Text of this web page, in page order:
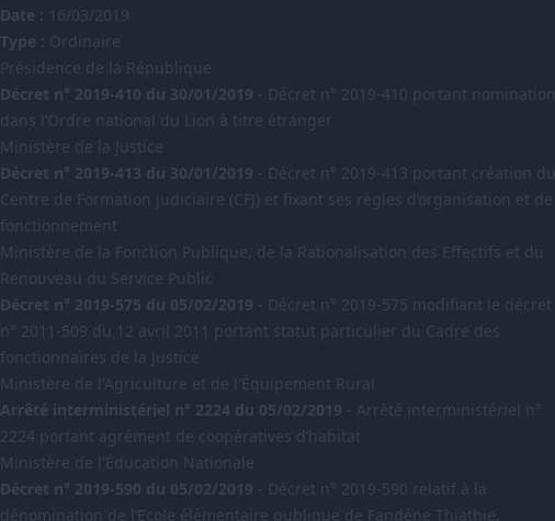
Date : 16/03/2019
Type : Ordinaire
Présidence de la République
Décret n° 2019-410 du 30/01/2019 - Décret n° 2019-410 portant nomination
dans l’Ordre national du Lion à titre étranger
Ministère de la Justice
Décret n° 2019-413 du 30/01/2019 - Décret n° 2019-413 portant création du
Centre de Formation judiciaire (CFJ) et fixant ses règles d’organisation et de
fonctionnement
Ministère de la Fonction Publique, de la Rationalisation des Effectifs et du
Renouveau du Service Public
Décret n° 2019-575 du 05/02/2019 - Décret n° 2019-575 modifiant le décret
n° 2011-509 du 12 avril 2011 portant statut particulier du Cadre des
fonctionnaires de la Justice
Ministère de l'Agriculture et de l'Équipement Rural
Arrêté interministériel n° 2224 du 05/02/2019 - Arrêté interministériel n°
2224 portant agrément de coopératives d’habitat
Ministère de l'Éducation Nationale
Décret n° 2019-590 du 05/02/2019 - Décret n° 2019-590 relatif à la
dénomination de l’Ecole élémentaire publique de Fandène Thiathie,